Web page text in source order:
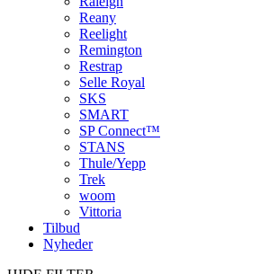
Reany
Reelight
Remington
Restrap
Selle Royal
SKS
SMART
SP Connect™
STANS
Thule/Yepp
Trek
woom
Vittoria
Tilbud
Nyheder